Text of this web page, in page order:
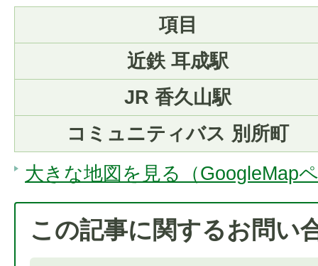
項目
近鉄 耳成駅
JR 香久山駅
コミュニティバス 別所町
大きな地図を見る（GoogleMap
この記事に関するお問い